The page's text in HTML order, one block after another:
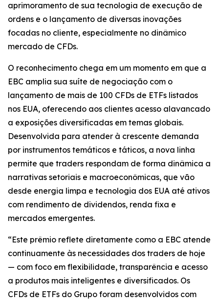
aprimoramento de sua tecnologia de execução de
ordens e o lançamento de diversas inovações
focadas no cliente, especialmente no dinâmico
mercado de CFDs.
O reconhecimento chega em um momento em que a
EBC amplia sua suíte de negociação com o
lançamento de mais de 100 CFDs de ETFs listados
nos EUA, oferecendo aos clientes acesso alavancado
a exposições diversificadas em temas globais.
Desenvolvida para atender à crescente demanda
por instrumentos temáticos e táticos, a nova linha
permite que traders respondam de forma dinâmica a
narrativas setoriais e macroeconômicas, que vão
desde energia limpa e tecnologia dos EUA até ativos
com rendimento de dividendos, renda fixa e
mercados emergentes.
“Este prêmio reflete diretamente como a EBC atende
continuamente às necessidades dos traders de hoje
— com foco em flexibilidade, transparência e acesso
a produtos mais inteligentes e diversificados. Os
CFDs de ETFs do Grupo foram desenvolvidos com